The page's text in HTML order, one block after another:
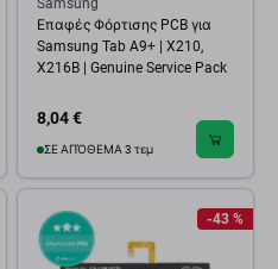
Samsung
Επαφές Φόρτισης PCB για
Samsung Tab A9+ | X210,
X216B | Genuine Service Pack
8,04 €
ΣΕ ΑΠΌΘΕΜΑ 3 τεμ
-43 %